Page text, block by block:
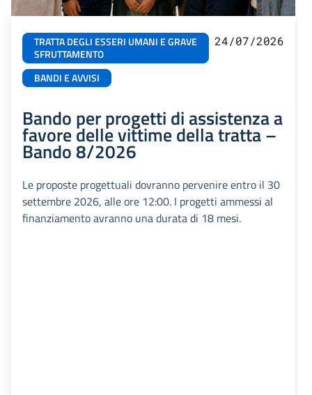
TRATTA DEGLI ESSERI UMANI E GRAVE
SFRUTTAMENTO
BANDI E AVVISI
24/07/2026
Bando per progetti di assistenza a
favore delle vittime della tratta –
Bando 8/2026
Le proposte progettuali dovranno pervenire entro il 30
settembre 2026, alle ore 12:00. I progetti ammessi al
finanziamento avranno una durata di 18 mesi.